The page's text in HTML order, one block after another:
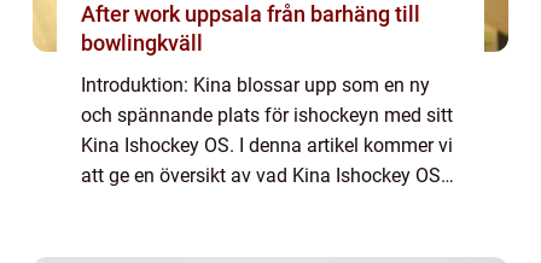
After work uppsala från barhäng till
bowlingkväll
Introduktion: Kina blossar upp som en ny
och spännande plats för ishockeyn med sitt
Kina Ishockey OS. I denna artikel kommer vi
att ge en översikt av vad Kina Ishockey OS